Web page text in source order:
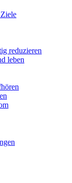
reduzieren
leben